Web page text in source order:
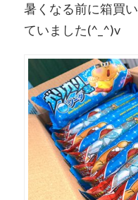
暑くなる前に箱買
ていました(^_^)v